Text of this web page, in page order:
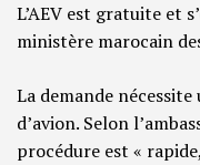
L’AEV est gratuite et
ministère marocain
La demande
d’avion. Selon
procédure est «